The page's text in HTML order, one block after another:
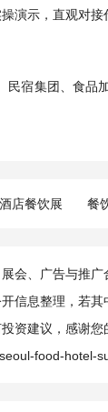
演示，直观对接
宿集团、食
酒店餐饮展 餐
会、广告与推
信息整理，若
资建议，感谢您
food-hotel-